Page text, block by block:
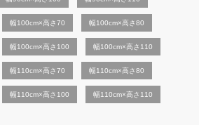
幅100cm×高さ70 幅100cm×高さ80
幅100cm×高さ100 幅100cm×高さ110
幅110cm×高さ70 幅110cm×高さ80
幅110cm×高さ100 幅110cm×高さ110